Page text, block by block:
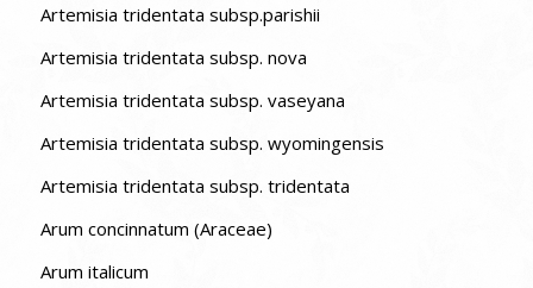
Artemisia tridentata subsp.parishii
Artemisia tridentata subsp. nova
Artemisia tridentata subsp. vaseyana
Artemisia tridentata subsp. wyomingensis
Artemisia tridentata subsp. tridentata
Arum concinnatum (Araceae)
Arum italicum